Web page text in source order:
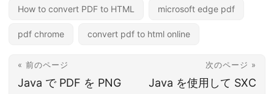
How to convert PDF to HTML microsoft edge pdf
pdf chrome convert pdf to html online
« 前のページ
Java で PDF を PNG
次のページ »
Java を使用して SXC